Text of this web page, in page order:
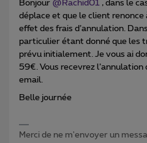
Bonjour @Rachid01 , dans le
déplace et que le client renonce
effet des frais d’annulation.
particulier étant donné que les
prévu initialement. Je vous ai
59€. Vous recevrez
email.
Belle journée
Merci de ne m'envoyer un